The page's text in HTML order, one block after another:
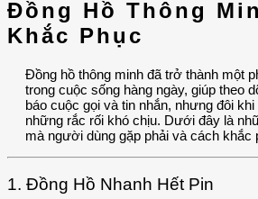
Đồng Hồ Thông
Khắc Phục
Đồng hồ thông minh đã trở thành một
trong cuộc sống hàng ngày, giúp theo
báo cuộc gọi và tin nhắn, nhưng đôi
những rắc rối khó chịu. Dưới đây là
mà người dùng gặp phải và cách khắc
1. Đồng Hồ Nhanh Hết Pin